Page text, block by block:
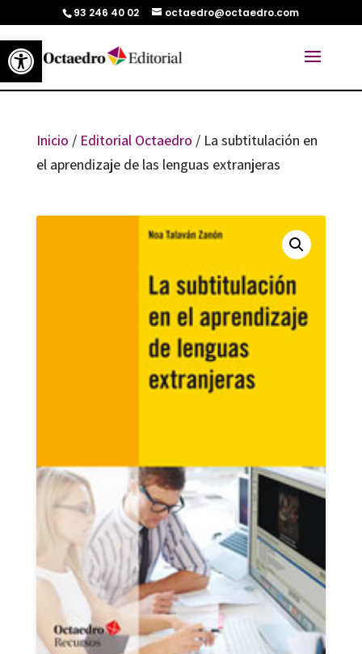
Abrir barra de herramientas
93 246 40 02 octaedro@octaedro.com
Inicio / Editorial Octaedro / La subtitulación en
el aprendizaje de las lenguas extranjeras